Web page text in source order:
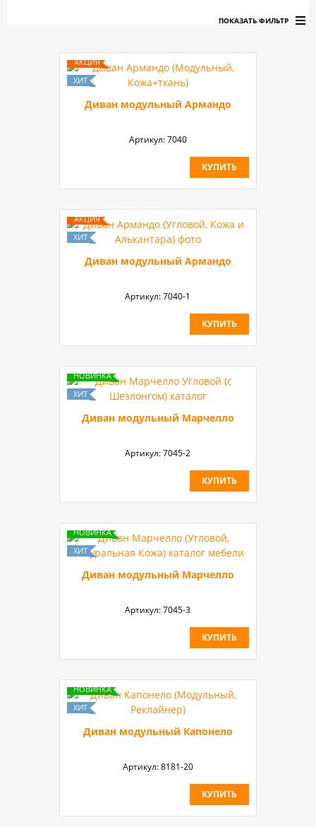
ПОКАЗАТЬ ФИЛЬТР
Диван модульный Армандо
Артикул:7040
КУПИТЬ
Диван модульный Армандо
Артикул:7040-1
КУПИТЬ
Диван модульный Марчелло
Артикул:7045-2
КУПИТЬ
Диван модульный Марчелло
Артикул:7045-3
КУПИТЬ
Диван модульный Капонело
Артикул:8181-20
КУПИТЬ